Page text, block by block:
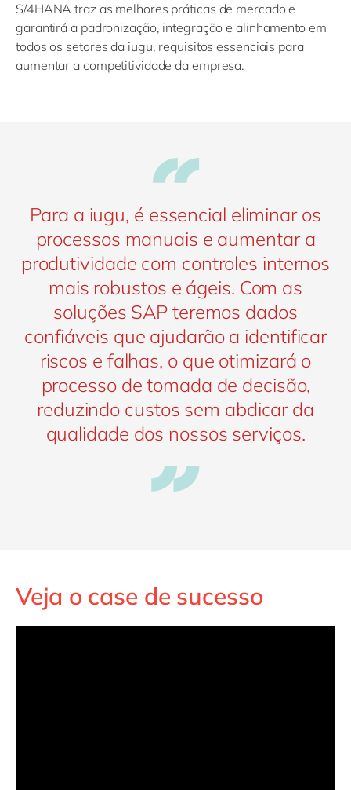
S/4HANA traz as melhores práticas de mercado e
garantirá a padronização, integração e alinhamento em
todos os setores da iugu, requisitos essenciais para
aumentar a competitividade da empresa.
Para a iugu, é essencial eliminar os
processos manuais e aumentar a
produtividade com controles internos
mais robustos e ágeis. Com as
soluções SAP teremos dados
confiáveis que ajudarão a identificar
riscos e falhas, o que otimizará o
processo de tomada de decisão,
reduzindo custos sem abdicar da
qualidade dos nossos serviços.
Veja o case de sucesso